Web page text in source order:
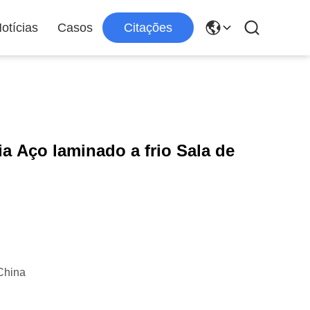
Casos Citações
Aço laminado a frio Sala de